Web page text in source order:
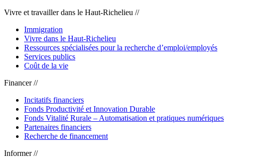
Vivre et travailler dans le Haut-Richelieu //
Immigration
Vivre dans le Haut-Richelieu
Ressources spécialisées pour la recherche d’emploi/employés
Services publics
Coût de la vie
Financer //
Incitatifs financiers
Fonds Productivité et Innovation Durable
Fonds Vitalité Rurale – Automatisation et pratiques numériques
Partenaires financiers
Recherche de financement
Informer //